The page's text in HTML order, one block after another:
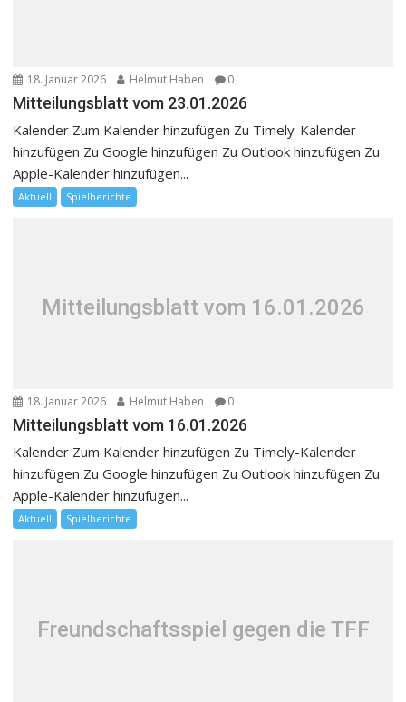
18. Januar 2026 Helmut Haben 0
Mitteilungsblatt vom 23.01.2026
Kalender Zum Kalender hinzufügen Zu Timely-Kalender
hinzufügen Zu Google hinzufügen Zu Outlook hinzufügen Zu
Apple-Kalender hinzufügen...
Aktuell Spielberichte
Mitteilungsblatt vom 16.01.2026
18. Januar 2026 Helmut Haben 0
Mitteilungsblatt vom 16.01.2026
Kalender Zum Kalender hinzufügen Zu Timely-Kalender
hinzufügen Zu Google hinzufügen Zu Outlook hinzufügen Zu
Apple-Kalender hinzufügen...
Aktuell Spielberichte
Freundschaftsspiel gegen die TFF